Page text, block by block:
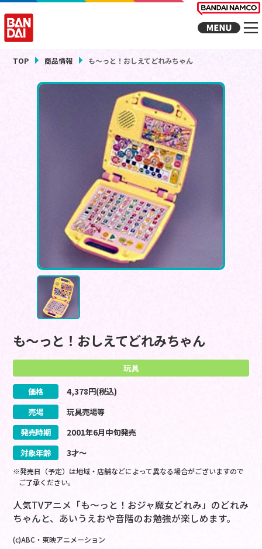
TOP 商品情報 も～っと！おしえてどれみちゃん
も～っと！おしえてどれみちゃん
玩具
価格 4,378円(税込)
売場
玩具売場等
発売時期
2001年6月中旬発売
対象年齢
3才～
※発売日（予定）は地域・店舗などによって異なる場合がございますので
ご了承ください。
人気TVアニメ「も～っと！おジャ魔女どれみ」のどれみ
ちゃんと、あいうえおや音階のお勉強が楽しめます。
(c)ABC・東映アニメーション